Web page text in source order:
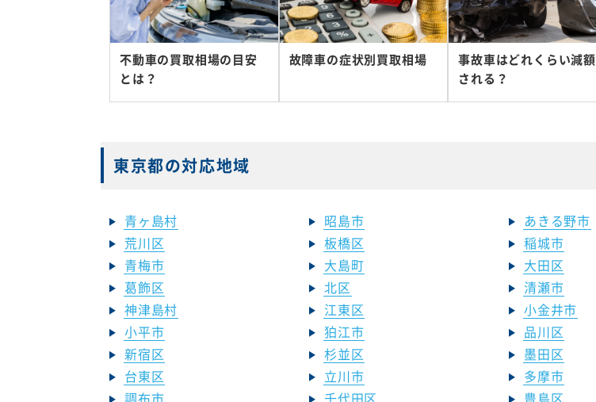
不動車の買取相場の目安
とは？
故障車の症状別買取相場
事故車はどれくらい減額
される？
東京都の対応地域
青ヶ島村 昭島市 あきる野市
荒川区
板橋区 稲城市
青梅市
大島町 大田区
葛飾区
北区 清瀬市
神津島村
江東区 小金井市
小平市
狛江市 品川区
新宿区
杉並区 墨田区
台東区
立川市 多摩市
調布市
千代田区 豊島区